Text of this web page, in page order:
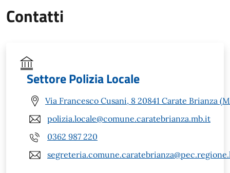
Contatti
Settore Polizia Locale
Via Francesco Cusani, 8 20841 Carate Brianza
polizia.locale@comune.caratebrianza.mb.it
0362 987 220